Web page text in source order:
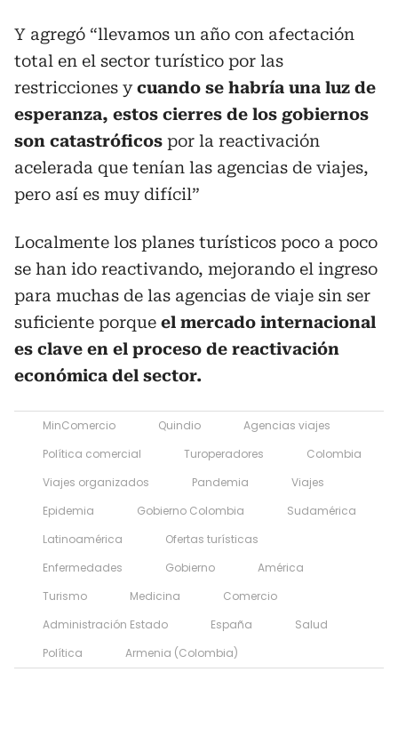
Y agregó “llevamos un año con afectación
total en el sector turístico por las
restricciones ycuando se habría una luz de
esperanza, estos cierres de los gobiernos
son catastróficos por la reactivación
acelerada que tenían las agencias de viajes,
pero así es muy difícil”
Localmente los planes turísticos poco a poco
se han ido reactivando, mejorando el ingreso
para muchas de las agencias de viaje sin ser
suficiente porque el mercado internacional
es clave en el proceso de reactivación
económica del sector.
MinComercio Quindio
Agencias viajes
Política comercial
Turoperadores
Colombia
Viajes organizados
Pandemia
Viajes
Epidemia
Gobierno Colombia
Sudamérica
Latinoamérica
Ofertas turísticas
Enfermedades
Gobierno
América
Turismo
Medicina
Comercio
Administración Estado
España
Salud
Política
Armenia (Colombia)